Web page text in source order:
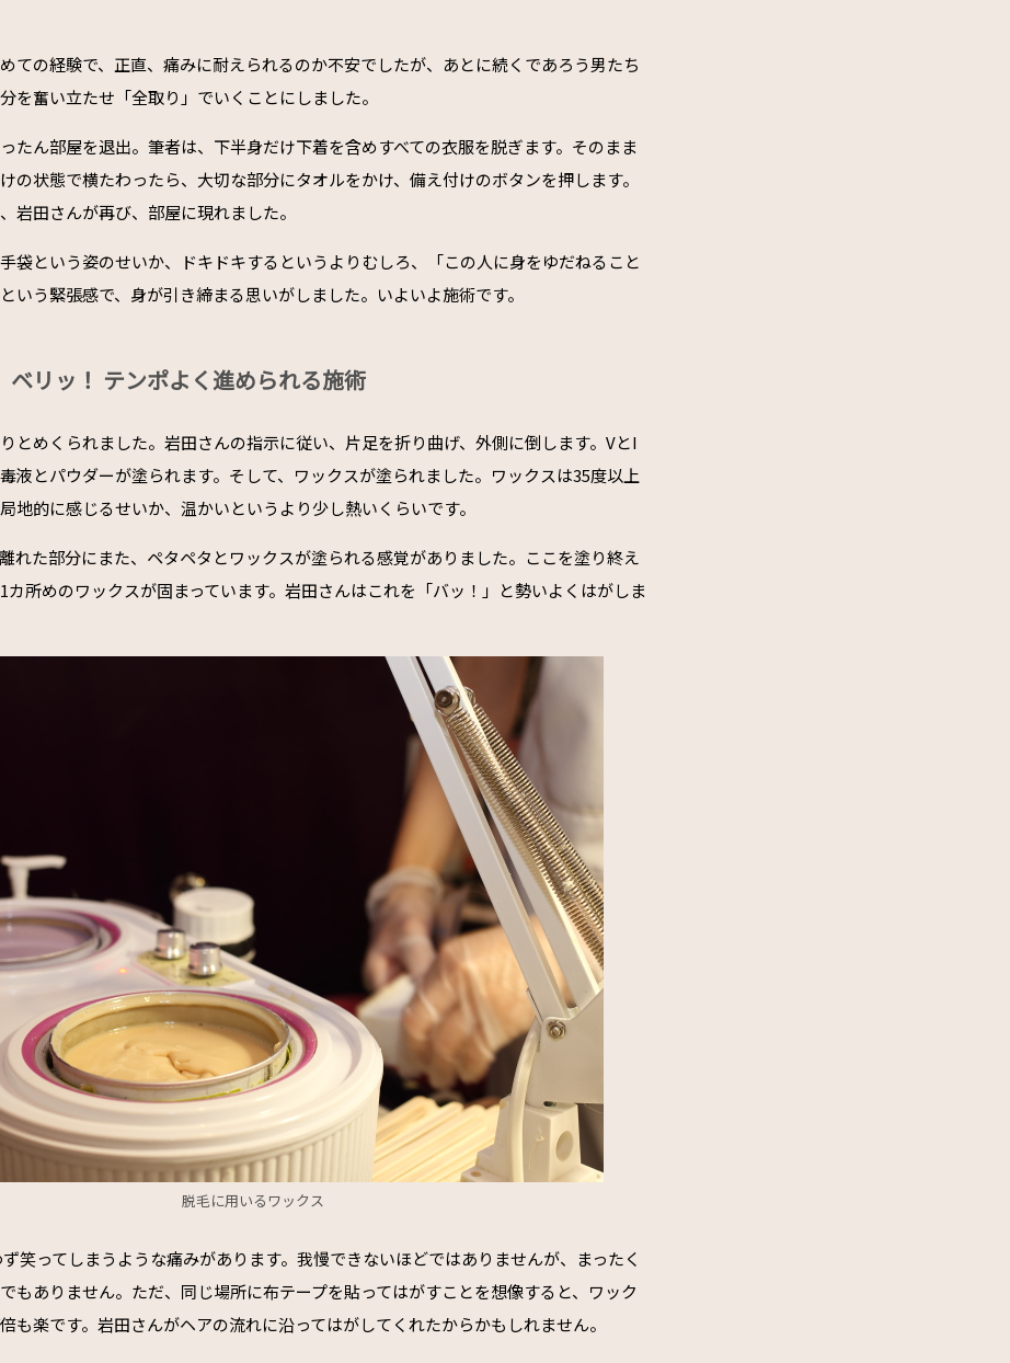
ての経験で、正直、痛みに耐えられるのか不安でしたが、あとに続くであろう男たち
を奮い立たせ「全取り」でいくことにしました。
たん部屋を退出。筆者は、下半身だけ下着を含めすべての衣服を脱ぎます。そのまま
の状態で横たわったら、大切な部分にタオルをかけ、備え付けのボタンを押します。
岩田さんが再び、部屋に現れました。
袋という姿のせいか、ドキドキするというよりむしろ、「この人に身をゆだねること
いう緊張感で、身が引き締まる思いがしました。いよいよ施術です。
ベリッ！ テンポよく進められる施術
とめくられました。岩田さんの指示に従い、片足を折り曲げ、外側に倒します。VとI
液とパウダーが塗られます。そして、ワックスが塗られました。ワックスは35度以上
地的に感じるせいか、温かいというより少し熱いくらいです。
れた部分にまた、ペタペタとワックスが塗られる感覚がありました。ここを塗り終え
カ所めのワックスが固まっています。岩田さんはこれを「バッ！」と勢いよくはがしま
脱毛に用いるワックス
笑ってしまうような痛みがあります。我慢できないほどではありませんが、まったく
もありません。ただ、同じ場所に布テープを貼ってはがすことを想像すると、ワック
も楽です。岩田さんがヘアの流れに沿ってはがしてくれたからかもしれません。